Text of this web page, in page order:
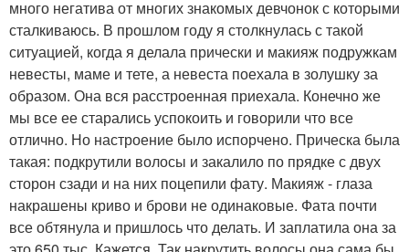
много негатива от многих знакомых девчонок с которыми
сталкиваюсь. В прошлом году я столкнулась с такой
ситуацией, когда я делала прически и макияж подружкам
невесты, маме и тете, а невеста поехала в золушку за
образом. Она вся расстроенная приехала. Конечно же
мы все ее старались успокоить и говорили что все
отлично. Но настроение было испорчено. Прическа была
такая: подкрутили волосы и закалило по прядке с двух
сторон сзади и на них поцепили фату. Макияж - глаза
накрашены криво и брови не одинаковые. Фата почти
все обтянула и пришлось что делать. И заплатила она за